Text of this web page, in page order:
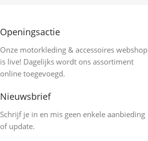
Openingsactie
Onze motorkleding & accessoires webshop
is live! Dagelijks wordt ons assortiment
online toegevoegd.
Nieuwsbrief
Schrijf je in en mis geen enkele aanbieding
of update.